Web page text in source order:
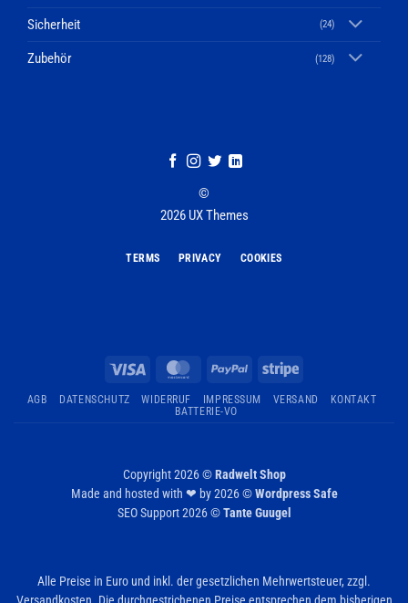
Sicherheit (24)
Zubehör (128)
©
2026 UX Themes
TERMS PRIVACY COOKIES
MasterCardPayPal Stripe
AGB DATENSCHUTZ WIDERRUF IMPRESSUM VERSAND
KONTAKT
BATTERIE-VO
Copyright 2026 ©Radwelt Shop
Made and hosted with ❤ by 2026 ©Wordpress Safe
SEO Support 2026 ©Tante Guugel
Alle Preise in Euro und inkl. der gesetzlichen Mehrwertsteuer, zzgl.